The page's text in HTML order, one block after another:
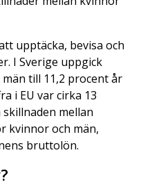
upptäcka, bevisa och
I Sverige uppgick
till 11,2 procent år
i EU var cirka 13
mellan
kvinnor och män,
bruttolön.